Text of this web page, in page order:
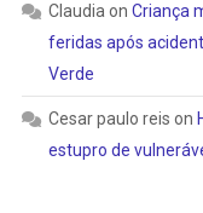
Claudia on Criança
feridas após
Verde
Cesar paulo reis on
estupro de